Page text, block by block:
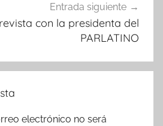
Entrada siguiente
con la presidenta del
PARLATINO
electrónico no será